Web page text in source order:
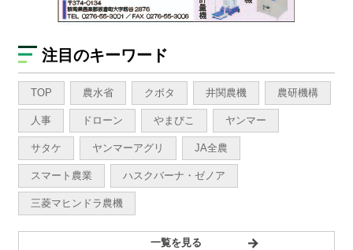
注目のキーワード
TOP 農水省 クボタ 井関農機 農研機構
人事 ドローン やまびこ ヤンマー
サタケ ヤンマーアグリ JA全農
スマート農業 ハスクバーナ・ゼノア
三菱マヒンドラ農機
一覧を見る